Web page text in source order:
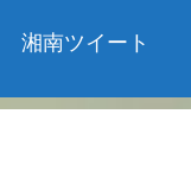
湘南ツイート